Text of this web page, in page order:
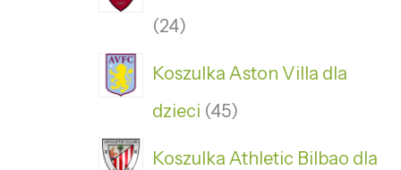
24
Koszulka Aston Villa dla
dzieci 45
Koszulka Athletic Bilbao dla